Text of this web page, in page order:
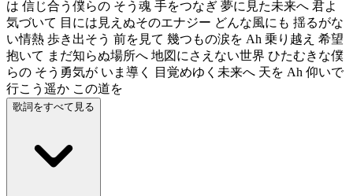
は 信じ合う僕らの そう魂 手をつなぎ 夢に見た未来へ 君よ
気づいて 目には見えぬそのエナジー どんな風にも 揺るがな
い情熱 歩き出そう 前を見て 幾つもの涙を Ah 乗り越え 希望
抱いて まだ知らぬ場所へ 地図にさえない世界 ひたむきな僕
らの そう勇気が いま導く 目覚めゆく未来へ 天を Ah 仰いで
行こう遥か この道を
歌詞をすべて見る